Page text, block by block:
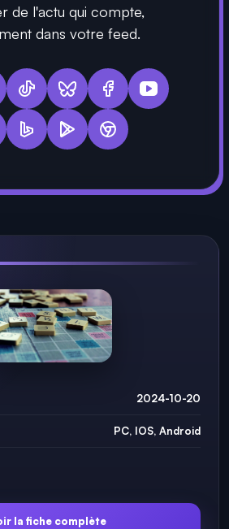
de l'actu qui compte,
dans votre feed.
2024-10-20
PC, IOS, Android
la fiche complète